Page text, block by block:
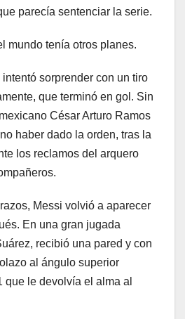
parecía sentenciar la serie.
mundo tenía otros planes.
sorprender con un tiro
que terminó en gol. Sin
César Arturo Ramos
haber dado la orden, tras la
los reclamos del arquero
Messi volvió a aparecer
En una gran jugada
recibió una pared y con
al ángulo superior
que le devolvía el alma al